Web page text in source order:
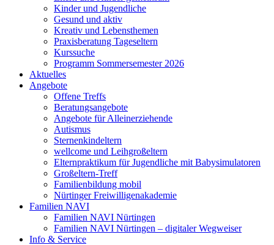
Kinder und Jugendliche
Gesund und aktiv
Kreativ und Lebensthemen
Praxisberatung Tageseltern
Kurssuche
Programm Sommersemester 2026
Aktuelles
Angebote
Offene Treffs
Beratungsangebote
Angebote für Alleinerziehende
Autismus
Sternenkindeltern
wellcome und Leihgroßeltern
Elternpraktikum für Jugendliche mit Babysimulatoren
Großeltern-Treff
Familienbildung mobil
Nürtinger Freiwilligenakademie
Familien NAVI
Familien NAVI Nürtingen
Familien NAVI Nürtingen – digitaler Wegweiser
Info & Service